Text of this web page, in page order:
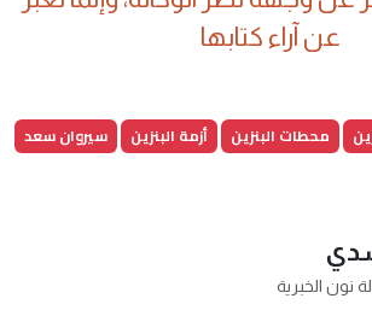
عن آراء كتابها
محطات البنزين أزمة البنزين سيروان سعد
نون الخبرية